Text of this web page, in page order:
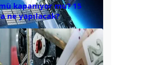
kapanıyor mu? 15
ne yapılacak?